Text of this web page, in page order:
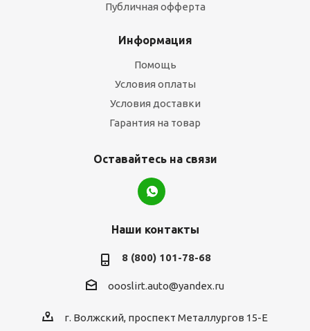
Публичная офферта
Информация
Помощь
Условия оплаты
Условия доставки
Гарантия на товар
Оставайтесь на связи
Наши контакты
8 (800) 101-78-68
oooslirt.auto@yandex.ru
г. Волжский, проспект Металлургов 15-Е